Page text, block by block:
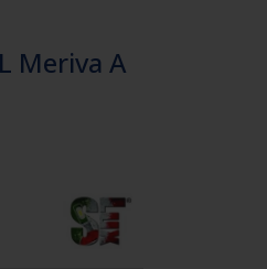
Meriva A